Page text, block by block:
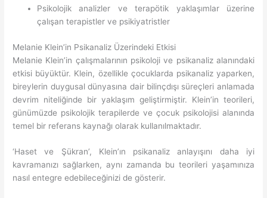
Psikolojik analizler ve terapötik yaklaşımlar üzerine
çalışan terapistler ve psikiyatristler
Melanie Klein’in Psikanaliz Üzerindeki Etkisi
Melanie Klein’in çalışmalarının psikoloji ve psikanaliz alanındaki
etkisi büyüktür. Klein, özellikle çocuklarda psikanaliz yaparken,
bireylerin duygusal dünyasına dair bilinçdışı süreçleri anlamada
devrim niteliğinde bir yaklaşım geliştirmiştir. Klein’in teorileri,
günümüzde psikolojik terapilerde ve çocuk psikolojisi alanında
temel bir referans kaynağı olarak kullanılmaktadır.
‘Haset ve Şükran’, Klein’ın psikanaliz anlayışını daha iyi
kavramanızı sağlarken, aynı zamanda bu teorileri yaşamınıza
nasıl entegre edebileceğinizi de gösterir.